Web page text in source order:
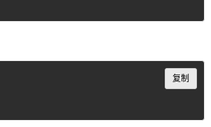
复制
Copy